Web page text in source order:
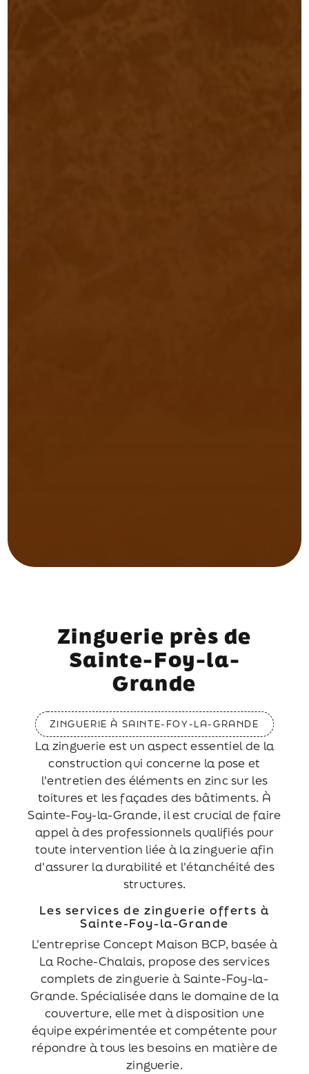
Zinguerie près de
Sainte-Foy-la-
Grande
ZINGUERIE À SAINTE-FOY-LA-GRANDE
La zinguerie est un aspect essentiel de la
construction qui concerne la pose et
l'entretien des éléments en zinc sur les
toitures et les façades des bâtiments. À
Sainte-Foy-la-Grande, il est crucial de faire
appel à des professionnels qualifiés pour
toute intervention liée à la zinguerie afin
d'assurer la durabilité et l'étanchéité des
structures.
Les services de zinguerie offerts à
Sainte-Foy-la-Grande
L'entreprise Concept Maison BCP, basée à
La Roche-Chalais, propose des services
complets de zinguerie à Sainte-Foy-la-
Grande. Spécialisée dans le domaine de la
couverture, elle met à disposition une
équipe expérimentée et compétente pour
répondre à tous les besoins en matière de
zinguerie.